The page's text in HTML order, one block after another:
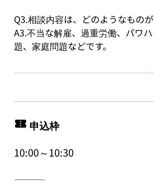
Q3.相談内容は、どのようなもの
A3.不当な解雇、過重労働、パワ
題、家庭問題などです。
申込枠
10:00～10:30